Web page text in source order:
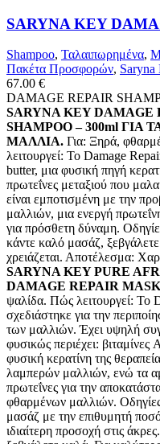
SARYNA KEY
Shampoo, Ταλαιπωρημένα,
Πακέτα Προσφορών,
67.00 €
DAMAGE REPAIR
SARYNA KEY DAMAGE
SHAMPOO – 300ml
ΜΑΛΛΙΑ. Για: Ξηρά,
λειτουργεί: Το Damage
butter, μια φυσική πηγή
πρωτεΐνες μεταξιού που
είναι εμποτισμένη με την
μαλλιών, μια ενεργή
για πρόσθετη δύναμη.
κάντε καλό μασάζ,
χρειάζεται. Αποτέλεσμα:
SARYNA KEY PURE
DAMAGE REPAIR MASK
ψαλίδα. Πώς λειτουργεί: Το
σχεδιάστηκε για την
των μαλλιών. Έχει υψηλή
φυσικώς περιέχει:
φυσική κερατίνη της
λαμπερών μαλλιών, ενώ τα
πρωτεΐνες για την
φθαρμένων μαλλιών.
μασάζ με την επιθυμητή
ιδιαίτερη προσοχή στις